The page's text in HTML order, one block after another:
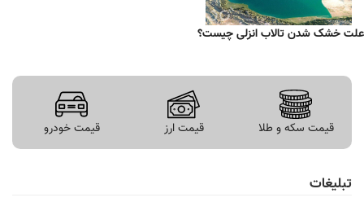
علت خشک شدن تالاب انزلی چیست؟
قیمت سکه و طلا قیمت ارز قیمت خودرو
تبلیغات